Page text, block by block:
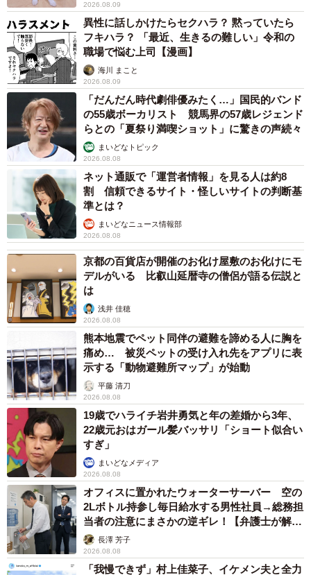
2026.08.09
異性に話しかけたらセクハラ？ 黙っていたら
フキハラ？ 「最近、生きるの難しい」令和の
職場で悩む上司【漫画】
海川 まこと
2026.08.09
「だんだん時代劇俳優みたく…」国民的バンド
の55歳ボーカリスト 競馬界の57歳レジェンド
らとの「夏祭り満喫ショット」に驚きの声続々
まいどなトピック
2026.08.08
ネット通販で「運営者情報」を見る人は約8
割 信頼できるサイト・怪しいサイトの判断基
準とは？
まいどなニュース情報部
2026.08.08
京都の百貨店が開催のお化け屋敷のお化けにモ
デルがいる 比叡山延暦寺の僧侶が語る伝説と
は
浅井 佳穂
2026.08.08
熊本地震でペット同伴の避難を諦める人に胸を
痛め… 被災ペットの受け入れ先をアプリに表
示する「動物避難所マップ」が始動
平藤 清刀
2026.08.08
19歳でハライチ岩井勇気と年の差婚から3年、
22歳元おはガール髪バッサリ「ショート似合い
すぎ」
まいどなメディア
2026.08.08
オフィスに置かれたウォーターサーバー 空の
2Lボトル持参し毎日給水する男性社員→総務担
当者の注意にまさかの逆ギレ！【弁護士が解
説】長澤 芳子
2026.08.08
「我慢できず」村上佳菜子、イケメン夫と全力